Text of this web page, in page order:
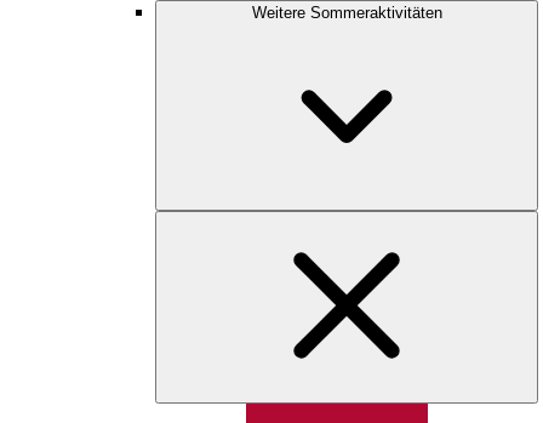
Weitere Sommeraktivitäten